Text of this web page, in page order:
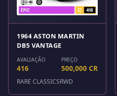
1964 ASTON MARTIN
DB5 VANTAGE
AVALIAÇÃO
416
PREÇO
500,000 CR
RARE CLASSICSRWD